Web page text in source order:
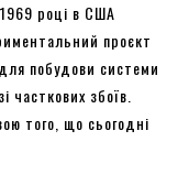
році в США
проєкт
побудови системи
часткових збоїв.
того, що сьогодні